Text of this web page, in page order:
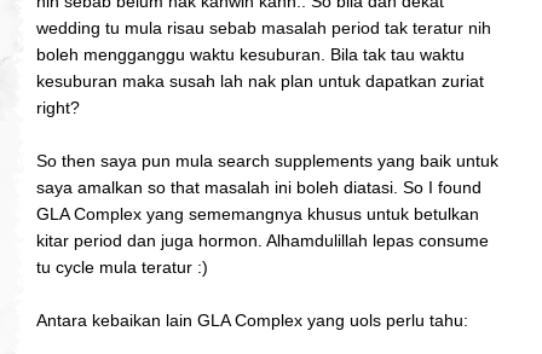
wedding tu mula risau sebab masalah period tak teratur nih
boleh mengganggu waktu kesuburan. Bila tak tau waktu
kesuburan maka susah lah nak plan untuk dapatkan zuriat
right?
So then saya pun mula search supplements yang baik untuk
saya amalkan so that masalah ini boleh diatasi. So I found
GLA Complex yang sememangnya khusus untuk betulkan
kitar period dan juga hormon. Alhamdulillah lepas consume
tu cycle mula teratur :)
Antara kebaikan lain GLA Complex yang uols perlu tahu: